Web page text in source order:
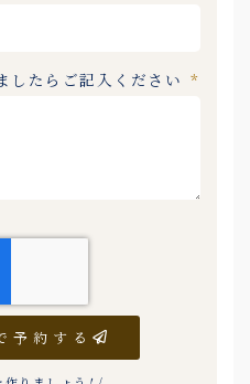
したらご記入ください
予約する